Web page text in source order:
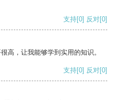
支持[0] 反对[0]
高，让我能够学到实用的知识。
支持[0] 反对[0]